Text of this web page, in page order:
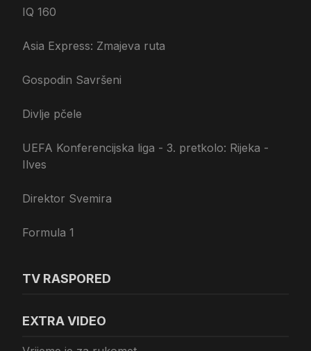
IQ 160
Asia Express: Zmajeva ruta
Gospodin Savršeni
Divlje pčele
UEFA Konferencijska liga - 3. pretkolo: Rijeka -
Ilves
Direktor Svemira
Formula 1
TV RASPORED
EXTRA VIDEO